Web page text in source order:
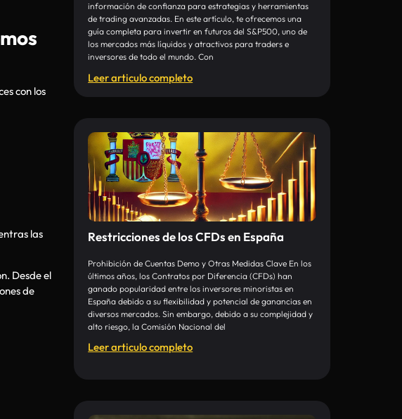
con los
las
Desde el
de
información de confianza para estrategias y herramientas
de trading avanzadas. En este artículo, te ofrecemos una
guía completa para invertir en futuros del S&P500, uno de
los mercados más líquidos y atractivos para traders e
inversores de todo el mundo. Con
Leer articulo completo
Restricciones de los CFDs en España
Prohibición de Cuentas Demo y Otras Medidas Clave En los
últimos años, los Contratos por Diferencia (CFDs) han
ganado popularidad entre los inversores minoristas en
España debido a su flexibilidad y potencial de ganancias en
diversos mercados. Sin embargo, debido a su complejidad y
alto riesgo, la Comisión Nacional del
Leer articulo completo